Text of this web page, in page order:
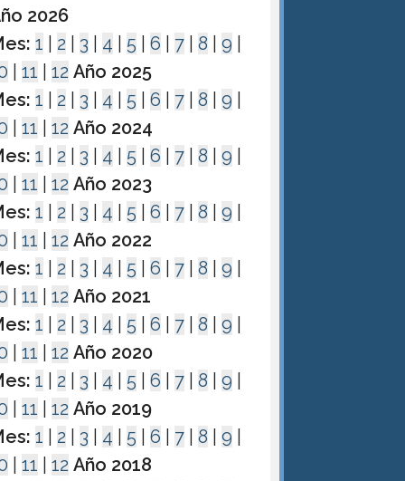
2026
1 2 3 4 5 |6 7 |8 |9
|11 |12 Año 2025
1 2 3 4 5 |6 7 |8 |9
|11 |12 Año 2024
1 2 3 4 5 |6 7 |8 |9
|11 |12 Año 2023
1 2 3 4 5 |6 7 |8 |9
|11 |12 Año 2022
1 2 3 4 5 |6 7 |8 |9
|11 |12 Año 2021
1 2 3 4 5 |6 7 |8 |9
|11 |12 Año 2020
1 2 3 4 5 |6 7 |8 |9
|11 |12 Año 2019
1 2 3 4 5 |6 7 |8 |9
|11 |12 Año 2018